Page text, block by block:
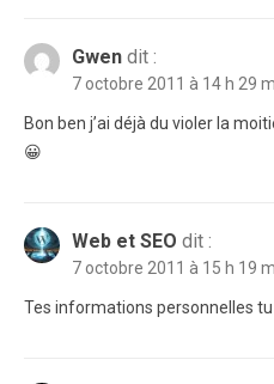
Gwen dit :
7 octobre 2011 à 14 h 29
Bon ben j’ai déjà du violer la
😀
Web et SEO dit :
7 octobre 2011 à 15 h 19
Tes informations personnelles